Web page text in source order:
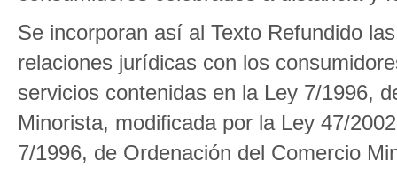
Se incorporan así al Texto Refundido
relaciones jurídicas con los
servicios contenidas en la Ley 7/1996,
Minorista, modificada por la Ley 47/
7/1996, de Ordenación del Comercio